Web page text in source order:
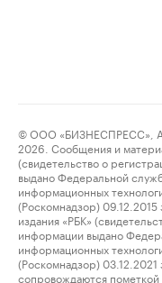
© ООО «БИЗНЕСПРЕСС»,
2026. Сообщения и
(свидетельство о
выдано Федеральной
информационных
(Роскомнадзор)
издания «РБК»
информации выдано
информационных
(Роскомнадзор)
сопровождаются пометкой